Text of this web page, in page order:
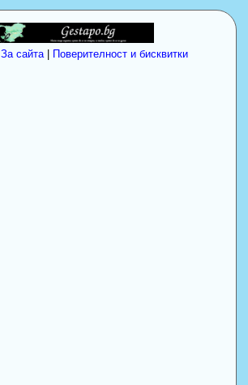
За сайта| Поверителност и бисквитки